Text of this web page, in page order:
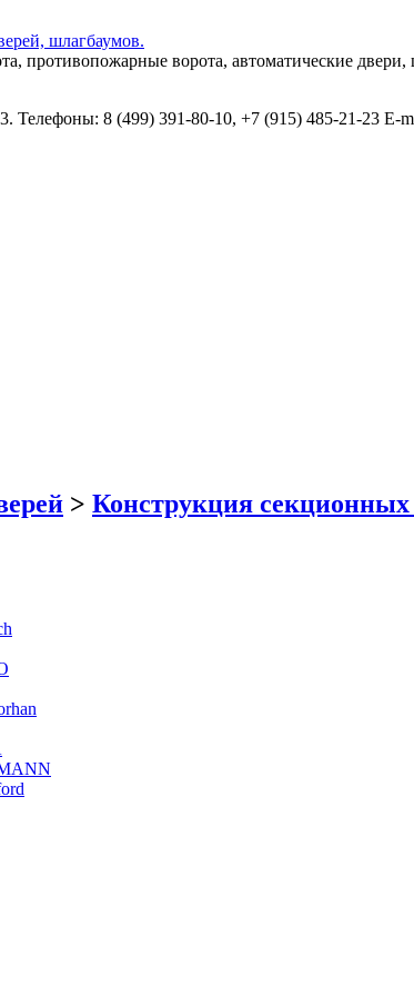
шлагбаумов.
противопожарные ворота, автоматические
Телефоны: 8 (499) 391-80-10, +7 (915) 485-21-23 E-
> Конструкция